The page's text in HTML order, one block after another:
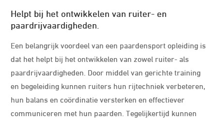
Helpt bij het ontwikkelen van ruiter- en
paardrijvaardigheden.
Een belangrijk voordeel van een paardensport opleiding is
dat het helpt bij het ontwikkelen van zowel ruiter- als
paardrijvaardigheden. Door middel van gerichte training
en begeleiding kunnen ruiters hun rijtechniek verbeteren,
hun balans en coördinatie versterken en effectiever
communiceren met hun paarden. Tegelijkertijd kunnen